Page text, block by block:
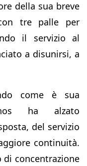
della sua breve
tre palle per
il servizio al
a disunirsi, a
come è sua
ha alzato
del servizio
continuità.
di concentrazione